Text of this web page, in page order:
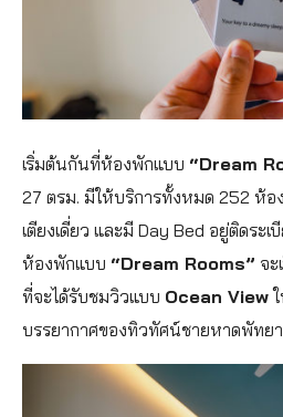
เริ่มต้นกันที่ห้องพักแบบ “Dream
27 ตรม. มีให้บริการทั้งหมด 252 ห้อ
เตียงเดี่ยว และมี Day Bed อยู่ติดระ
ห้องพักแบบ “Dream Rooms” จ
ที่จะได้รับชมวิวแบบ Ocean View
บรรยากาศของทิวทัศน์ชายหาดพัทยา